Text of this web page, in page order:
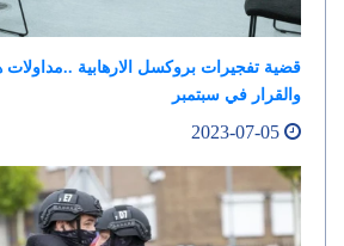
قضية تفجيرات بروكسل الارهابية ..مداولات
والقرار في سبتمبر